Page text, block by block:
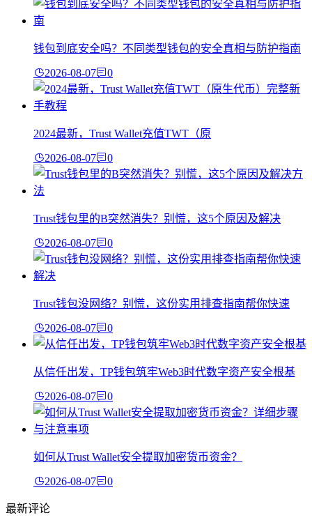
钱包到底安全吗？不同类型钱包的安全真相与防护指南
2026-08-07 0
2024最新，Trust Wallet充值TWT（原
2026-08-07 0
Trust钱包里的B突然消失？别慌，这5个原因及解决
2026-08-07 0
Trust钱包没网络？别慌，这份实用排查指南帮你快速
2026-08-07 0
从信任出发，TP钱包筑牢Web3时代数字资产安全根基
2026-08-07 0
如何从Trust Wallet安全提取加密货币资金？
2026-08-07 0
最新评论